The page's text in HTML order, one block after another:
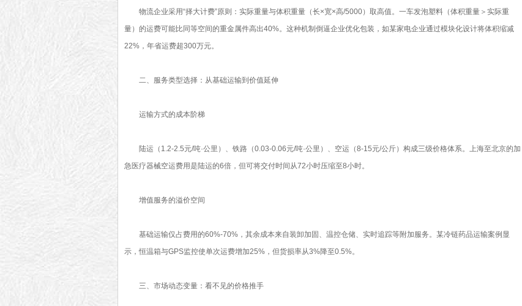
物流企业采用“择大计费”原则：实际重量与体积重量（长×宽×高/5000）取高值。一车发泡塑料（体积重量＞实际重
量）的运费可能比同等空间的重金属件高出40%。这种机制倒逼企业优化包装，如某家电企业通过模块化设计将体积缩减
22%，年省运费超300万元。
二、服务类型选择：从基础运输到价值延伸
运输方式的成本阶梯
陆运（1.2-2.5元/吨·公里）、铁路（0.03-0.06元/吨·公里）、空运（8-15元/公斤）构成三级价格体系。上海至北京的加
急医疗器械空运费用是陆运的6倍，但可将交付时间从72小时压缩至8小时。
增值服务的溢价空间
基础运输仅占费用的60%-70%，其余成本来自装卸加固、温控仓储、实时追踪等附加服务。某冷链药品运输案例显
示，恒温箱与GPS监控使单次运费增加25%，但货损率从3%降至0.5%。
三、市场动态变量：看不见的价格推手